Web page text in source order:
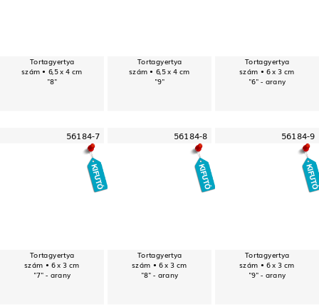
Tortagyertya
szám • 6,5 x 4 cm
"8"
Tortagyertya
szám • 6,5 x 4 cm
"9"
Tortagyertya
szám • 6 x 3 cm
"6" - arany
56184-7
Tortagyertya
szám • 6 x 3 cm
"7" - arany
56184-8
Tortagyertya
szám • 6 x 3 cm
"8" - arany
56184-9
Tortagyertya
szám • 6 x 3 cm
"9" - arany